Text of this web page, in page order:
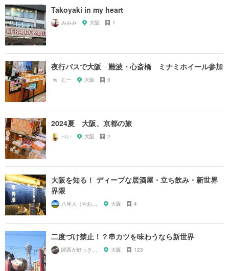
Takoyaki in my heart
みみみ 大阪 1
夜行バスで大阪 難波・心斎橋 ミナミホイール参加
むー 大阪 0
2024夏 大阪、京都の旅
ぺい 大阪 2
大阪を知る！ ディープな居酒屋・立ち飲み・新世界
界隈
八尾人（やおんちゅ） 大阪 4
二度づけ禁止！？串カツを味わうなら新世界
関西が好っきゃねん 大阪 123